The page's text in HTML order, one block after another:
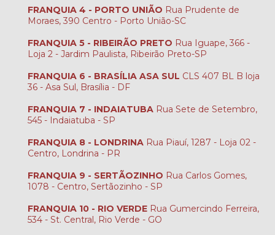
FRANQUIA 4 - PORTO UNIÃO Rua Prudente de
Moraes, 390 Centro - Porto União-SC
FRANQUIA 5 - RIBEIRÃO PRETO Rua Iguape, 366 -
Loja 2 - Jardim Paulista, Ribeirão Preto-SP
FRANQUIA 6 - BRASÍLIA ASA SUL CLS 407 BL B loja
36 - Asa Sul, Brasília - DF
FRANQUIA 7 - INDAIATUBA Rua Sete de Setembro,
545 - Indaiatuba - SP
FRANQUIA 8 - LONDRINA Rua Piauí, 1287 - Loja 02 -
Centro, Londrina - PR
FRANQUIA 9 - SERTÃOZINHO Rua Carlos Gomes,
1078 - Centro, Sertãozinho - SP
FRANQUIA 10 - RIO VERDE Rua Gumercindo Ferreira,
534 - St. Central, Rio Verde - GO